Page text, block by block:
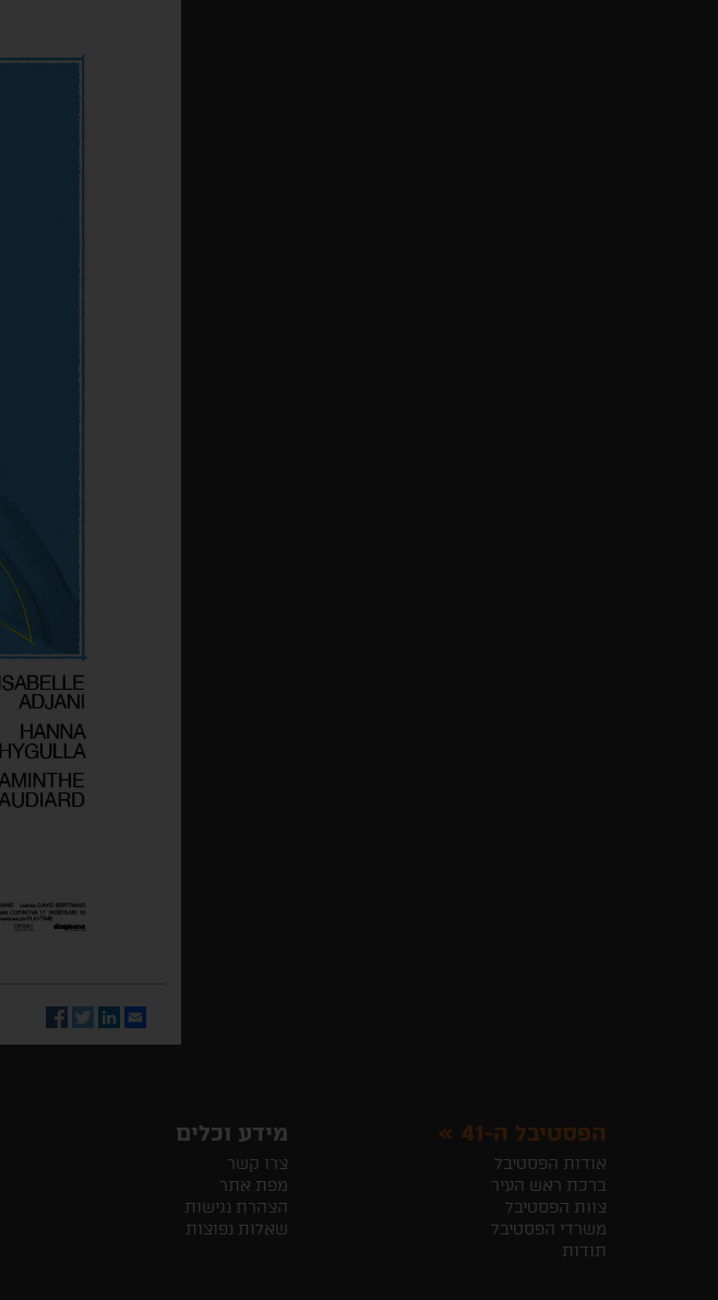
Email
LinkedIn
Twitter
Facebook
הפסטיבל ה-41
אודות הפסטיבל
ברכת ראש העיר
צוות הפסטיבל
משרדי הפסטיבל
תודות
מידע וכלים
צרו קשר
מפת אתר
הצהרת נגישות
שאלות נפוצות